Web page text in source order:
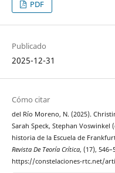
PDF
Publicado
2025-12-31
Cómo citar
del Río Moreno, N. (2025).
Sarah Speck, Stephan Voswinkel
historia de la Escuela de
Revista De Teoría Crítica, (17),
https://constelaciones-rtc.net/